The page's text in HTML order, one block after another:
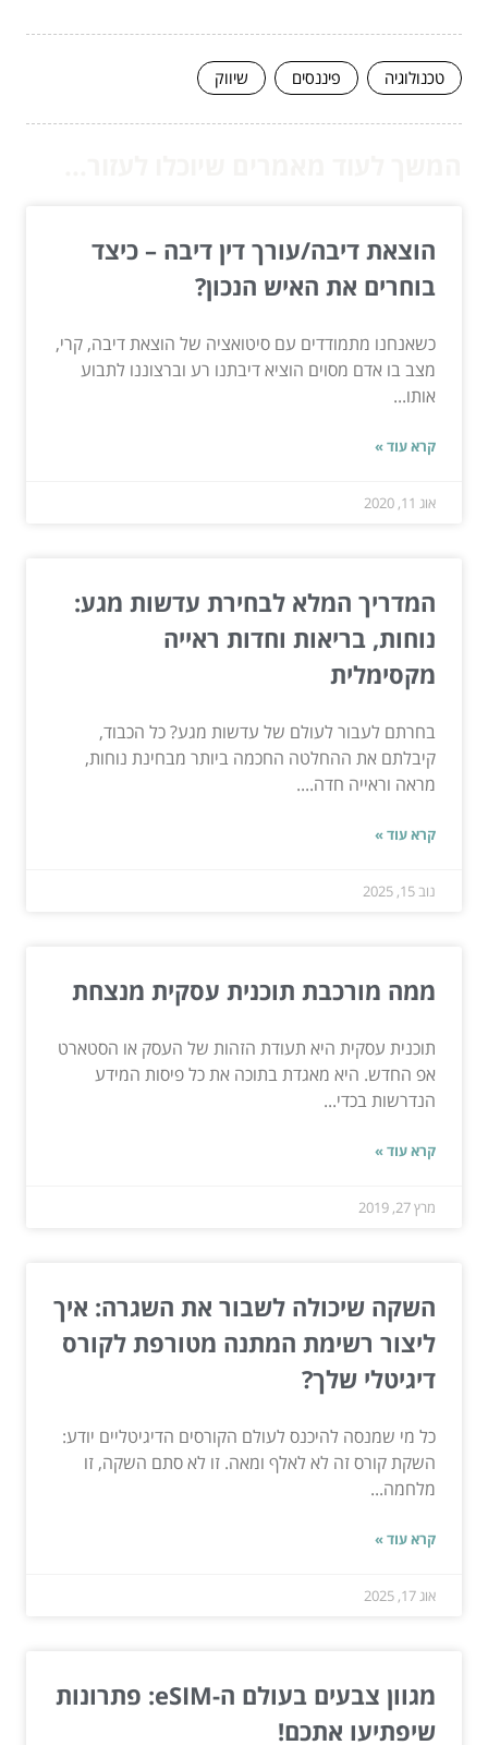
טכנולוגיה פיננסים שיווק
הוצאת דיבה/עורך דין דיבה – כיצד
בוחרים את האיש הנכון?
כשאנחנו מתמודדים עם סיטואציה של הוצאת דיבה, קרי,
מצב בו אדם מסוים הוציא דיבתנו רע וברצוננו לתבוע
אותו...
קרא עוד »
אוג 11, 2020
המדריך המלא לבחירת עדשות מגע:
נוחות, בריאות וחדות ראייה
מקסימלית
בחרתם לעבור לעולם של עדשות מגע? כל הכבוד,
קיבלתם את ההחלטה החכמה ביותר מבחינת נוחות,
מראה וראייה חדה....
קרא עוד »
נוב 15, 2025
ממה מורכבת תוכנית עסקית מנצחת
תוכנית עסקית היא תעודת הזהות של העסק או הסטארט
אפ החדש. היא מאגדת בתוכה את כל פיסות המידע
הנדרשות בכדי...
קרא עוד »
מרץ 27, 2019
השקה שיכולה לשבור את השגרה: איך
ליצור רשימת המתנה מטורפת לקורס
דיגיטלי שלך?
כל מי שמנסה להיכנס לעולם הקורסים הדיגיטליים יודע:
השקת קורס זה לא לאלף ומאה. זו לא סתם השקה, זו
מלחמה...
קרא עוד »
אוג 17, 2025
מגוון צבעים בעולם ה-eSIM: פתרונות
שיפתיעו אתכם!